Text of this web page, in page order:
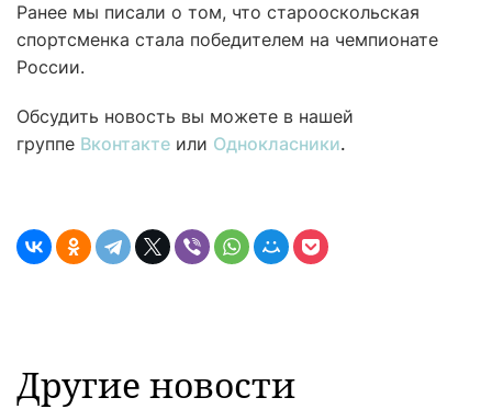
Ранее мы писали о том, что старооскольская
спортсменка стала победителем на чемпионате
России.
Обсудить новость вы можете в нашей
группе Вконтакте или Однокласники.
Другие новости